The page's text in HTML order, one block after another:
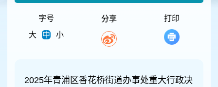
字号
大
中 小
分享 打印
2025年青浦区香花桥街道办事处重大行政决